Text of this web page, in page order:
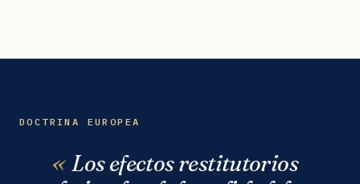
DOCTRINA EUROPEA
Los efectos restitutorios